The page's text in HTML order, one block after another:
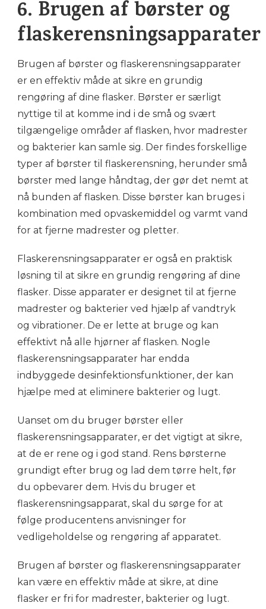
6. Brugen af ​​børster og
flaskerensningsapparater
Brugen af ​​børster og flaskerensningsapparater
er en effektiv måde at sikre en grundig
rengøring af dine flasker. Børster er særligt
nyttige til at komme ind i de små og svært
tilgængelige områder af flasken, hvor madrester
og bakterier kan samle sig. Der findes forskellige
typer af børster til flaskerensning, herunder små
børster med lange håndtag, der gør det nemt at
nå bunden af flasken. Disse børster kan bruges i
kombination med opvaskemiddel og varmt vand
for at fjerne madrester og pletter.
Flaskerensningsapparater er også en praktisk
løsning til at sikre en grundig rengøring af dine
flasker. Disse apparater er designet til at fjerne
madrester og bakterier ved hjælp af vandtryk
og vibrationer. De er lette at bruge og kan
effektivt nå alle hjørner af flasken. Nogle
flaskerensningsapparater har endda
indbyggede desinfektionsfunktioner, der kan
hjælpe med at eliminere bakterier og lugt.
Uanset om du bruger børster eller
flaskerensningsapparater, er det vigtigt at sikre,
at de er rene og i god stand. Rens børsterne
grundigt efter brug og lad dem tørre helt, før
du opbevarer dem. Hvis du bruger et
flaskerensningsapparat, skal du sørge for at
følge producentens anvisninger for
vedligeholdelse og rengøring af apparatet.
Brugen af ​​børster og flaskerensningsapparater
kan være en effektiv måde at sikre, at dine
flasker er fri for madrester, bakterier og lugt.